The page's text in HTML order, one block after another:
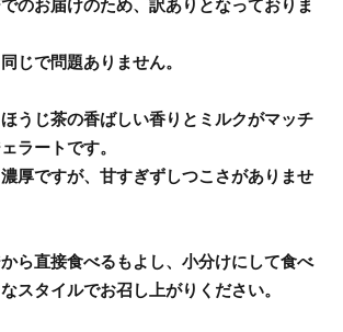
のお届けのため、訳ありとなっておりま
じで問題ありません。
うじ茶の香ばしい香りとミルクがマッチ
ラートです。
甘すぎずしつこさがありませ
ら直接食べるもよし、小分けにして食べ
スタイルでお召し上がりください。